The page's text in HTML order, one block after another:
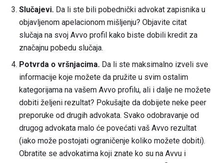
Slučajevi. Da li ste bili pobednički advokat zapisnika u
objavljenom apelacionom mišljenju? Objavite citat
slučaja na svoj Avvo profil kako biste dobili kredit za
značajnu pobedu slučaja.
Potvrda o vršnjacima. Da li ste maksimalno izveli sve
informacije koje možete da pružite u svim ostalim
kategorijama na vašem Avvo profilu, ali i dalje ne možete
dobiti željeni rezultat? Pokušajte da dobijete neke peer
preporuke od drugih advokata. Svako odobravanje od
drugog advokata malo će povećati vaš Avvo rezultat
(iako može postojati ograničenje koliko možete dobiti).
Obratite se advokatima koji znate ko su na Avvu i